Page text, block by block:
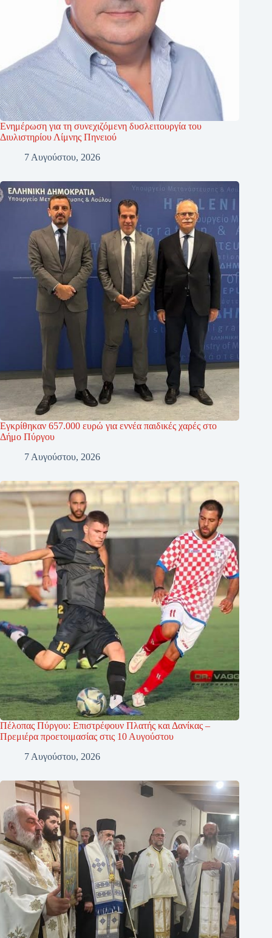
Ενημέρωση για τη συνεχιζόμενη δυσλειτουργία του
Διυλιστηρίου Λίμνης Πηνειού
7 Αυγούστου, 2026
Εγκρίθηκαν 657.000 ευρώ για εννέα παιδικές χαρές στο
Δήμο Πύργου
7 Αυγούστου, 2026
Πέλοπας Πύργου: Επιστρέφουν Πλατής και Δανίκας –
Πρεμιέρα προετοιμασίας στις 10 Αυγούστου
7 Αυγούστου, 2026